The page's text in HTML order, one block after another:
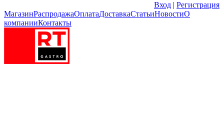
Вход | Регистрация
МагазинРаспродажаОплатаДоставкаСтатьиНовостиО
компанииКонтакты